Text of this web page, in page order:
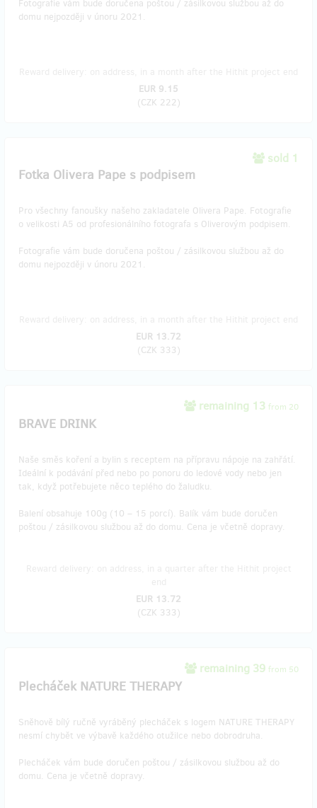
Fotografie vám bude doručena poštou / zásilkovou službou až do
domu nejpozději v únoru 2021.
EUR 9.15
(CZK 222)
sold 1
Fotka Olivera Pape s podpisem
Pro všechny fanoušky našeho zakladatele Olivera Pape. Fotografie
o velikosti A5 od profesionálního fotografa s Oliverovým podpisem.
Fotografie vám bude doručena poštou / zásilkovou službou až do
domu nejpozději v únoru 2021.
EUR 13.72
(CZK 333)
remaining 13 from 20
BRAVE DRINK
Naše směs koření a bylin s receptem na přípravu nápoje na zahřátí.
Ideální k podávání před nebo po ponoru do ledové vody nebo jen
tak, když potřebujete něco teplého do žaludku.
Balení obsahuje 100g (10 – 15 porcí). Balík vám bude doručen
poštou / zásilkovou službou až do domu. Cena je včetně dopravy.
EUR 13.72
(CZK 333)
remaining 39 from 50
Plecháček NATURE THERAPY
Sněhově bílý ručně vyráběný plecháček s logem NATURE THERAPY
nesmí chybět ve výbavě každého otužilce nebo dobrodruha.
Plecháček vám bude doručen poštou / zásilkovou službou až do
domu. Cena je včetně dopravy.